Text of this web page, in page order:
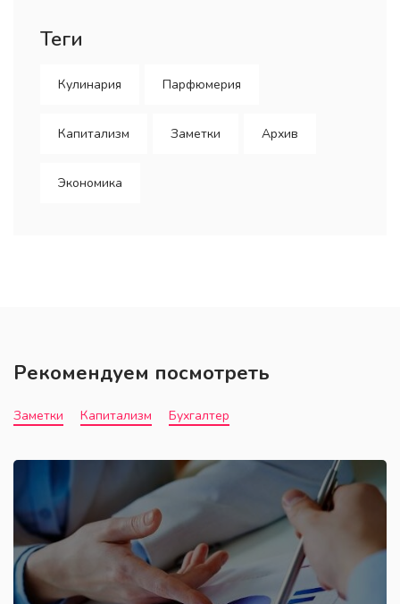
Теги
Кулинария Парфюмерия
Капитализм Заметки Архив
Экономика
Рекомендуем посмотреть
Заметки Капитализм Бухгалтер